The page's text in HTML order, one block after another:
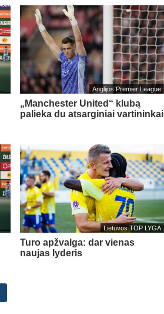
Anglijos Premier League
„Manchester United“ klubą
palieka du atsarginiai vartininkai
Lietuvos TOP LYGA
Turo apžvalga: dar vienas
naujas lyderis